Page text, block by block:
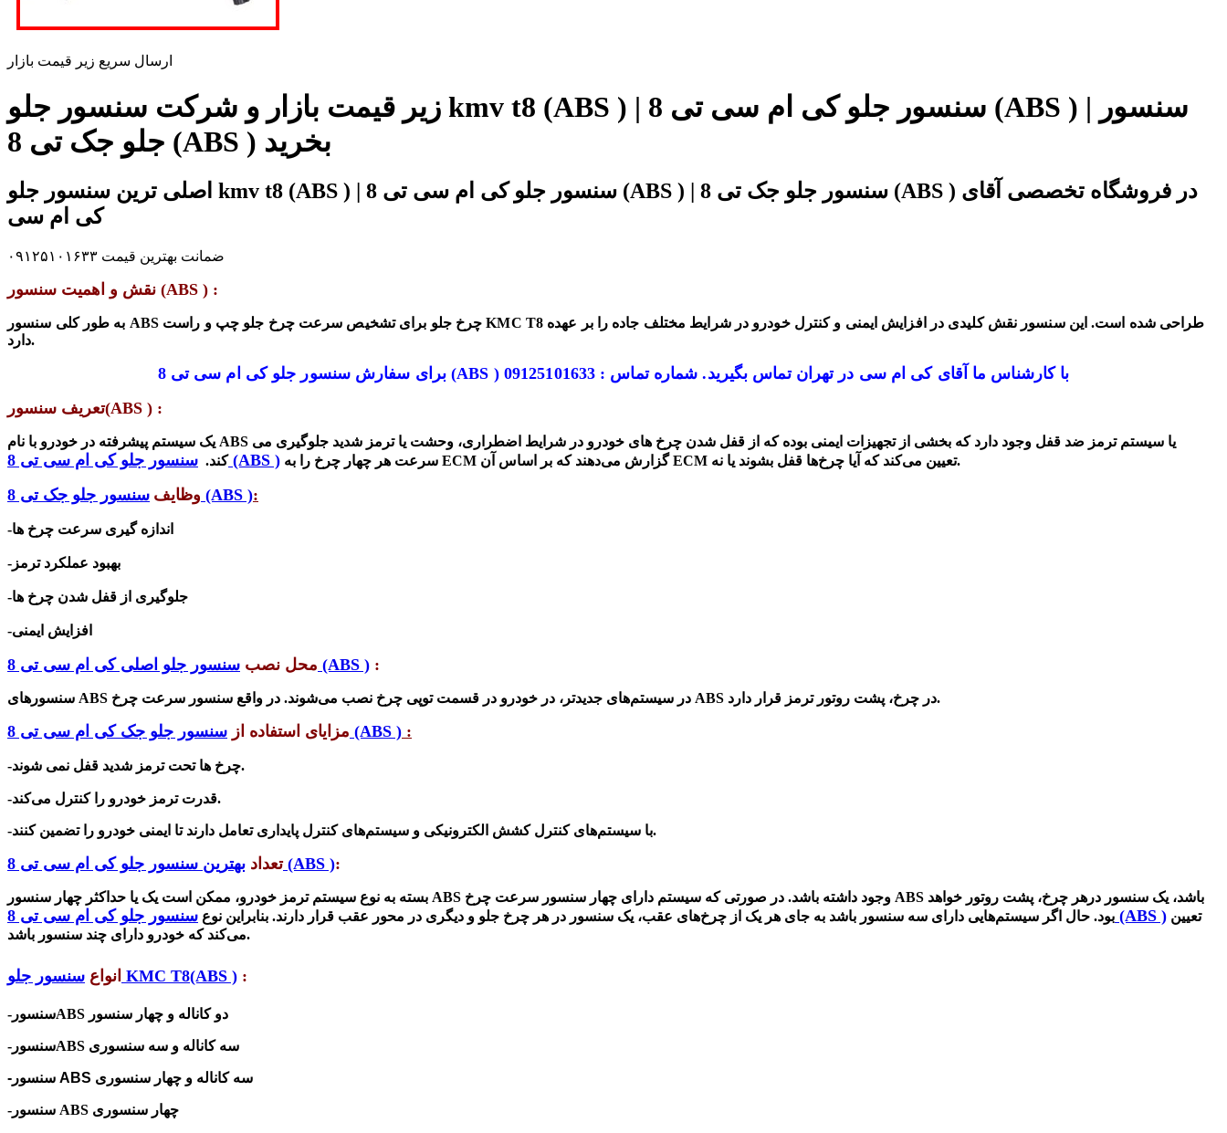
ارسال سریع زیر قیمت بازار
زیر قیمت بازار و شرکت سنسور جلو kmv t8 (ABS ) | سنسور جلو کی ام سی تی 8 (ABS ) | سنسور
جلو جک تی 8 (ABS ) بخرید
اصلی ترین سنسور جلو kmv t8 (ABS ) | سنسور جلو کی ام سی تی 8 (ABS ) | سنسور جلو جک تی 8 (ABS ) در فروشگاه تخصصی آقای
کی ام سی
ضمانت بهترین قیمت ۰۹۱۲۵۱۰۱۶۳۳
نقش و اهمیت سنسور (ABS ) :
به طور کلی سنسور ABS چرخ جلو برای تشخیص سرعت چرخ جلو چپ و راست KMC T8 طراحی شده است. این سنسور نقش کلیدی در افزایش ایمنی و کنترل خودرو در شرایط مختلف جاده را بر عهده
دارد.
برای سفارش
سنسور جلو کی ام سی تی 8 (ABS ) با کارشناس ما آقای کی ام سی در تهران تماس بگیرید. شماره تماس : 09125101633
تعریف سنسور(ABS ) :
یک سیستم پیشرفته در خودرو با نام ABS یا سیستم ترمز ضد قفل وجود دارد که بخشی از تجهیزات ایمنی بوده که از قفل شدن چرخ های خودرو در شرایط اضطراری، وحشت یا ترمز شدید جلوگیری می
کند.سنسور جلو کی ام سی تی 8 (ABS ) سرعت هر چهار چرخ را به ECM گزارش می‌دهند که بر اساس آن ECM تعیین می‌کند که آیا چرخ‌ها قفل بشوند یا نه.
وظایف سنسور جلو جک تی 8 (ABS ):
-اندازه گیری سرعت چرخ ها
-بهبود عملکرد ترمز
-جلوگیری از قفل شدن چرخ ها
-افزایش ایمنی
محل نصب سنسور جلو اصلی کی ام سی تی 8 (ABS ) :
سنسورهای ABS در سیستم‌های جدیدتر، در خودرو در قسمت توپی چرخ نصب می‌شوند. در واقع سنسور سرعت چرخ ABS در چرخ، پشت روتور ترمز قرار دارد.
مزایای استفاده از سنسور جلو جک کی ام سی تی 8 (ABS ) :
-چرخ ها تحت ترمز شدید قفل نمی شوند.
- قدرت ترمز خودرو را کنترل می‌کند.
- با سیستم‌های کنترل کشش الکترونیکی و سیستم‌های کنترل پایداری تعامل دارند تا ایمنی خودرو را تضمین کنند.
تعدادبهترین سنسور جلو کی ام سی تی 8 (ABS ):
بسته به نوع سیستم ترمز خودرو، ممکن است یک یا حداکثر چهار سنسور ABS وجود داشته باشد. در صورتی که سیستم دارای چهار سنسور سرعت چرخ ABS باشد، یک سنسور درهر چرخ، پشت روتور خواهد
بود. حال اگر سیستم‌هایی دارای سه سنسور باشد به جای هر یک از چرخ‌های عقب، یک سنسور در هر چرخ جلو و دیگری در محور عقب قرار دارند. بنابراین نوع سنسور جلو کی ام سی تی 8 (ABS )
می‌کند که خودرو دارای چند سنسور باشد.
انواع سنسور جلو KMC T8(ABS ) :
-سنسور ABS دو کاناله و چهار سنسور
-سنسور ABS سه کاناله و سه سنسوری
-سنسور ABS سه کاناله و چهار سنسوری
ABS چهار سنسوری